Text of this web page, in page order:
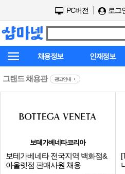
PC버전 로그
채용정보 인재정보
그랜드 채용관 광고안내
보테가베네타코리아
보테가베네타 전국지역 백화점&
아울렛점 판매사원 채용